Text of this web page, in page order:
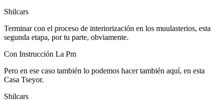
Shilcars
Terminar con el proceso de interiorización en los muulasterios, esta
segunda etapa, por tu parte, obviamente.
Con Instrucción La Pm
Pero en ese caso también lo podemos hacer también aquí, en esta
Casa Tseyor.
Shilcars